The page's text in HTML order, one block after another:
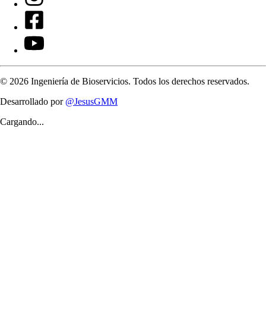
© 2026 Ingeniería de Bioservicios. Todos los derechos reservados.
Desarrollado por @JesusGMM
Cargando...